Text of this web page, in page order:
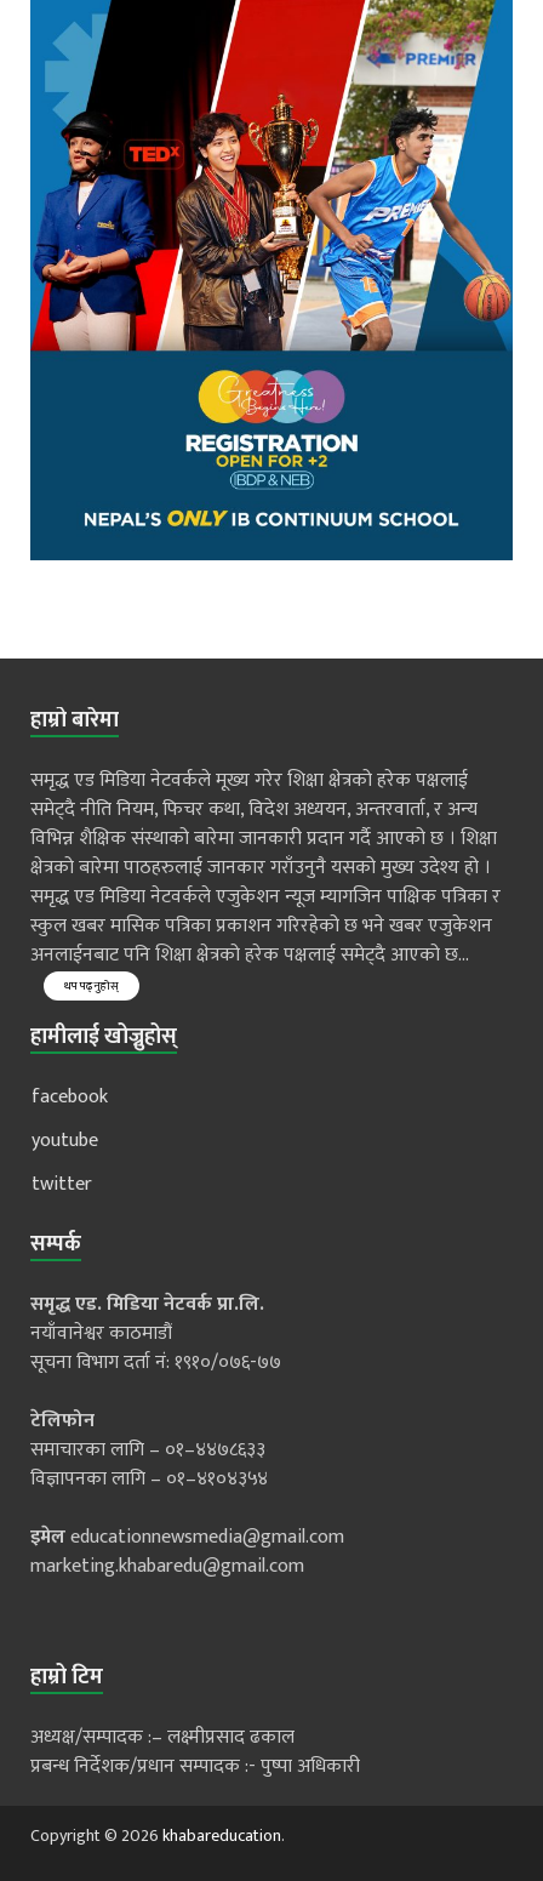
हाम्रो बारेमा
समृद्ध एड मिडिया नेटवर्कले मूख्य गरेर शिक्षा क्षेत्रको हरेक पक्षलाई
समेट्दै नीति नियम, फिचर कथा, विदेश अध्ययन, अन्तरवार्ता, र अन्य
विभिन्न शैक्षिक संस्थाको बारेमा जानकारी प्रदान गर्दै आएको छ । शिक्षा
क्षेत्रको बारेमा पाठहरुलाई जानकार गराँउनुनै यसको मुख्य उदेश्य हो ।
समृद्ध एड मिडिया नेटवर्कले एजुकेशन न्यूज म्यागजिन पाक्षिक पत्रिका र
स्कुल खबर मासिक पत्रिका प्रकाशन गरिरहेको छ भने खबर एजुकेशन
अनलाईनबाट पनि शिक्षा क्षेत्रको हरेक पक्षलाई समेट्दै आएको छ...
थप पढ्नुहोस्
हामीलाई खोज्नुहोस्
facebook
youtube
twitter
सम्पर्क
समृद्ध एड. मिडिया नेटवर्क प्रा.लि.
नयाँवानेश्वर काठमाडौं
सूचना विभाग दर्ता नं: १९१०/०७६-७७
टेलिफोन
समाचारका लागि – ०१–४४७८६३३
विज्ञापनका लागि – ०१–४१०४३५४
इमेलeducationnewsmedia@gmail.com
marketing.khabaredu@gmail.com
हाम्रो टिम
अध्यक्ष/सम्पादक :– लक्ष्मीप्रसाद ढकाल
प्रबन्ध निर्देशक/प्रधान सम्पादक :- पुष्पा अधिकारी
Copyright © 2026khabareducation.